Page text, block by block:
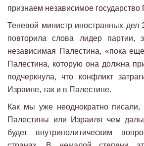
признаем независимое государство
Теневой министр иностранных дел
повторила слова лидер партии,
независимая Палестина, «пока еще
Палестина, которую она должна
подчеркнула, что конфликт
Израиле, так и в Палестине.
Как мы уже неоднократно писали,
Палестины или Израиля чем
будет внутриполитическим